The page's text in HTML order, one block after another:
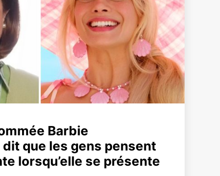
Barbie
que les gens pensent
lorsqu’elle se présente